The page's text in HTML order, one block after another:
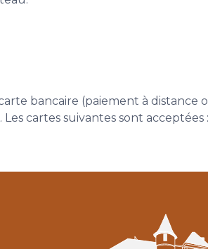
bancaire (paiement à
cartes suivantes sont acceptées